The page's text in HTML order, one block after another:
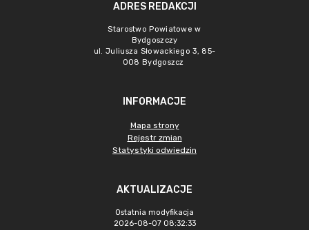
ADRES REDAKCJI
Starostwo Powiatowe w
Bydgoszczy
ul. Juliusza Słowackiego 3, 85-
008 Bydgoszcz
INFORMACJE
Mapa strony
Rejestr zmian
Statystyki odwiedzin
AKTUALIZACJE
Ostatnia modyfikacja
2026-08-07 08:32:33